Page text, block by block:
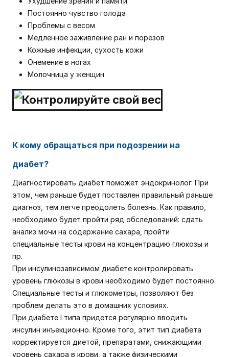
Постоянно чувство голода
Проблемы с весом
Медленное заживление ран и порезов
Кожные инфекции, сухость кожи
Онемение в ногах
Молочница у женщин
К кому обращаться при подозрении на
диабет?
Диагностировать диабет поможет эндокринолог. При
этом, чем раньше будет поставлен правильный раньше
диагноз, тем легче преодолеть болезнь. Как правило,
необходимо будет пройти ряд обследований: сдать
анализ мочи на содержание сахара, пройти
специальные тесты крови на концентрацию глюкозы и
пр.
При инсулинозависимом диабете контролировать
уровень глюкозы в крови необходимо будет постоянно.
Специальные тесты и глюкометры, позволяют без
проблем делать это в домашних условиях.
При диабете I типа придется регулярно вводить
инсулин инъекционно. Кроме того, этит тип диабета
корректируется диетой, препаратами, снижающими
уровень сахара в крови, а также физическими